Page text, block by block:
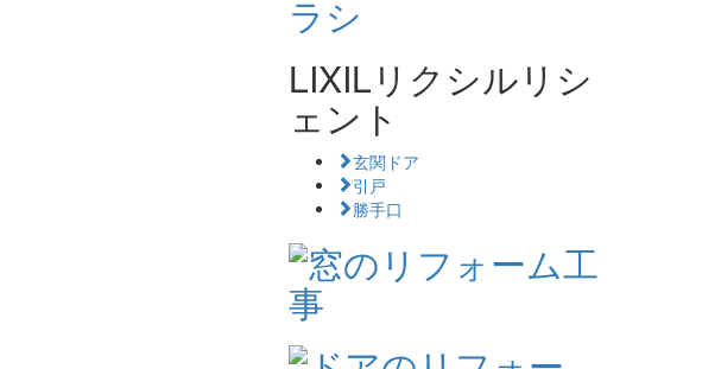
LIXILリクシルリシ
ェント
玄関ドア
引戸
勝手口